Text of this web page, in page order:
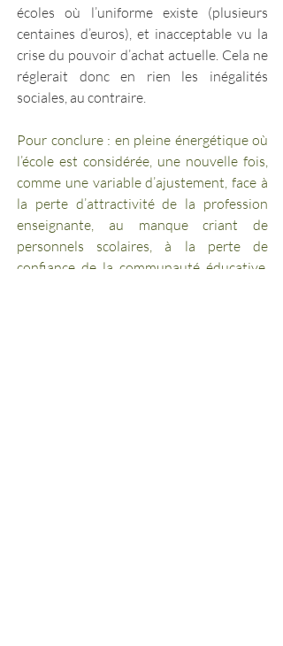
écoles où l’uniforme existe (plusieurs
centaines d’euros), et inacceptable vu la
crise du pouvoir d’achat actuelle. Cela ne
réglerait donc en rien les inégalités
sociales, au contraire.
Pour conclure : en pleine énergétique où
l’école est considérée, une nouvelle fois,
comme une variable d’ajustement, face à
la perte d’attractivité de la profession
enseignante, au manque criant de
personnels scolaires, à la perte de
confiance de la communauté éducative,